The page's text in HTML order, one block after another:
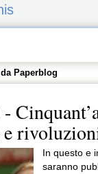
Paperblog
In questo e
saranno